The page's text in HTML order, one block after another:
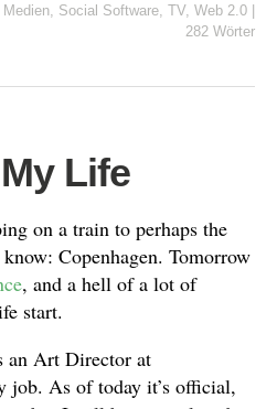
Medien Social Software TV, Web 2.0
282 Wörter
Life
on a train to perhaps the
Copenhagen. Tomorrow
, and a hell of a lot of
start.
an Art Director at
job. As of today it’s official,